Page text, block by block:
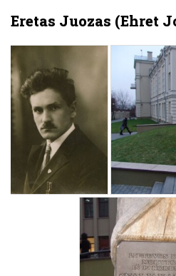
Eretas Juozas (Ehret